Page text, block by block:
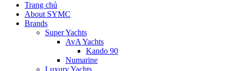
Trang chủ
About SYMC
Brands
Super Yachts
AvA Yachts
Kando 90
Numarine
Luxury Yachts